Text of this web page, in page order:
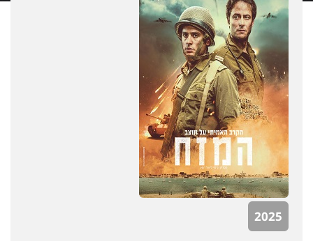
2025